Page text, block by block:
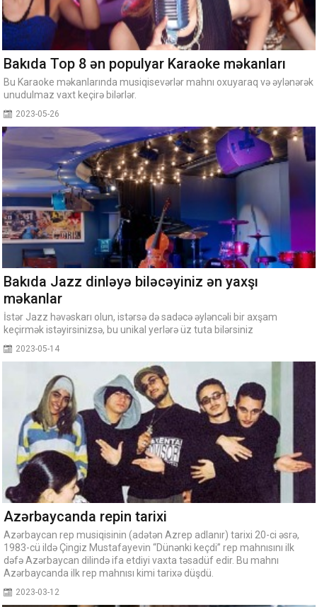
Bakıda Top 8 ən populyar Karaoke məkanları
Bu Karaoke məkanlarında musiqisevərlər mahnı oxuyaraq və əylənərək
unudulmaz vaxt keçirə bilərlər.
2023-05-26
Bakıda Jazz dinləyə biləcəyiniz ən yaxşı
məkanlar
İstər Jazz həvəskarı olun, istərsə də sadəcə əyləncəli bir axşam
keçirmək istəyirsinizsə, bu unikal yerlərə üz tuta bilərsiniz
2023-05-14
Azərbaycanda repin tarixi
Azərbaycan rep musiqisinin (adətən Azrep adlanır) tarixi 20-ci əsrə,
1983-cü ildə Çingiz Mustafayevin “Dünənki keçdi” rep mahnısını ilk
dəfə Azərbaycan dilində ifa etdiyi vaxta təsadüf edir. Bu mahnı
Azərbaycanda ilk rep mahnısı kimi tarixə düşdü.
2023-03-12